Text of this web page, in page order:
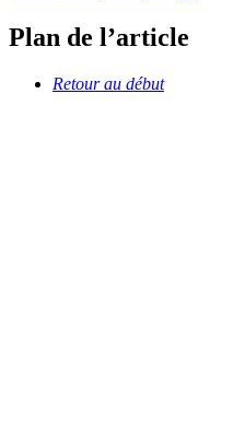
Plan de l’article
Retour au début